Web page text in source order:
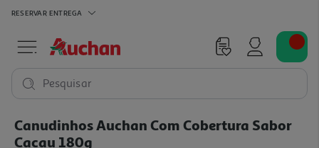
RESERVAR ENTREGA
Pesquisar
Canudinhos Auchan Com Cobertura Sabor
Cacau 180g